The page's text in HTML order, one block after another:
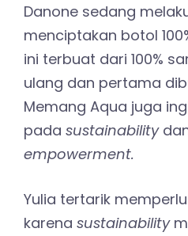
Danone sedang
menciptakan botol
ini terbuat dari 100%
ulang dan pertama
Memang Aqua juga
pada sustainability
empowerment.
Yulia tertarik
karena sustainability